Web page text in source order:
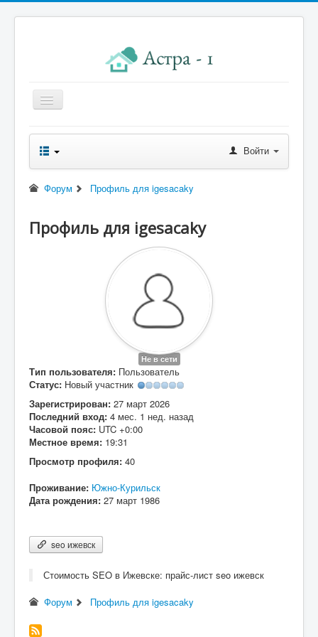
Главная
Новости правления
Начисления к оплате
Реквизиты
Войти
Форум Профиль для igesacaky
Профиль для igesacaky
Не в сети
Тип пользователя: Пользователь
Статус: Новый участник
Зарегистрирован: 27 март 2026
Последний вход: 4 мес. 1 нед. назад
Часовой пояс: UTC +0:00
Местное время: 19:31
Просмотр профиля: 40
Проживание: Южно-Курильск
Дата рождения: 27 март 1986
seo ижевск
Стоимость SEO в Ижевске: прайс-лист seo ижевск
Форум
Профиль для igesacaky